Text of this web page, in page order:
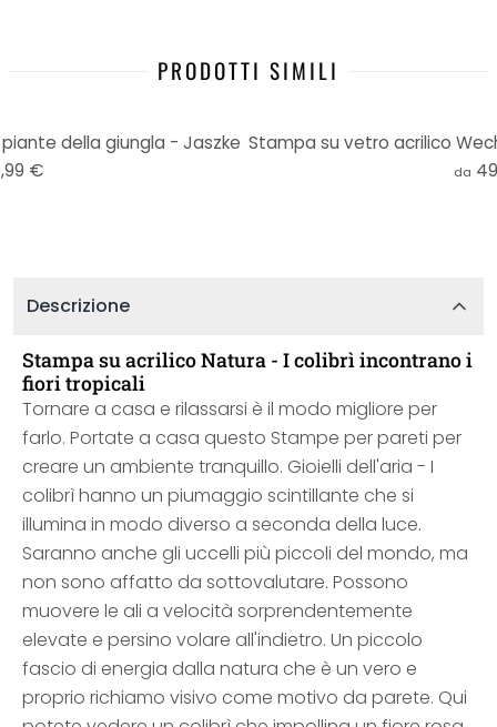
PRODOTTI SIMILI
della giungla - Jaszke
€
da
Descrizione
Stampa su acrilico Natura - I colibrì incontrano i
fiori tropicali
Tornare a casa e rilassarsi è il modo migliore per
farlo. Portate a casa questo Stampe per pareti per
creare un ambiente tranquillo. Gioielli dell'aria - I
colibrì hanno un piumaggio scintillante che si
illumina in modo diverso a seconda della luce.
Saranno anche gli uccelli più piccoli del mondo, ma
non sono affatto da sottovalutare. Possono
muovere le ali a velocità sorprendentemente
elevate e persino volare all'indietro. Un piccolo
fascio di energia dalla natura che è un vero e
proprio richiamo visivo come motivo da parete. Qui